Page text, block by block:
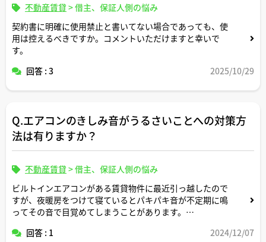
不動産賃貸 >借主、保証人側の悩み
契約書に明確に使用禁止と書いてない場合であっても、使
用は控えるべきですか。コメントいただけますと幸いで
す。
回答 : 3
2025/10/29
Q.エアコンのきしみ音がうるさいことへの対策方
法は有りますか？
不動産賃貸 >借主、保証人側の悩み
ビルトインエアコンがある賃貸物件に最近引っ越したので
すが、夜暖房をつけて寝ているとパキパキ音が不定期に鳴
ってその音で目覚めてしまうことがあります。
耐えきれなくなってエアコンメーカーの作業員に来てもら
回答 : 1 2024/12/07